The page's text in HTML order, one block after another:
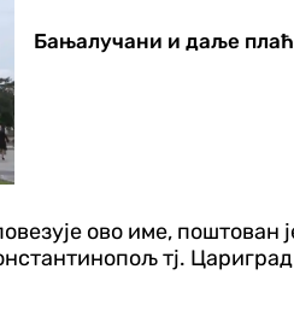
Бањалучани и даље
ово име, поштован
тј.